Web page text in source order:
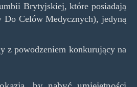
Brytyjskiej, które posiadają
Celów Medycznych), jedyną
z powodzeniem konkurujący na